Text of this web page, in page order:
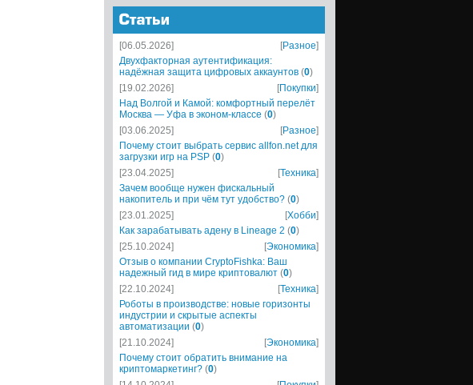
[06.05.2026] [Разное]
Двухфакторная аутентификация:
надёжная защита цифровых аккаунтов (0)
[19.02.2026]
[Покупки]
Над Волгой и Камой: комфортный перелёт
Москва — Уфа в эконом-классе (0)
[03.06.2025]
[Разное]
Почему стоит выбрать сервис allfon.net для
загрузки игр на PSP (0)
[23.04.2025]
[Техника]
Зачем вообще нужен фискальный
накопитель и при чём тут удобство? (0)
[23.01.2025]
[Хобби]
Как зарабатывать адену в Lineage 2 (0)
[25.10.2024]
[Экономика]
Отзыв о компании CryptoFishka: Ваш
надежный гид в мире криптовалют (0)
[22.10.2024]
[Техника]
Роботы в производстве: новые горизонты
индустрии и скрытые аспекты
автоматизации (0)
[21.10.2024]
[Экономика]
Почему стоит обратить внимание на
криптомаркетинг? (0)